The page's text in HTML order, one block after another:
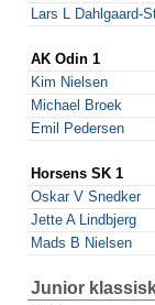
Lars L Dahlgaard-
AK Odin 1
Kim Nielsen
Michael Broek
Emil Pedersen
Horsens SK 1
Oskar V Snedker
Jette A Lindbjerg
Mads B Nielsen
Junior